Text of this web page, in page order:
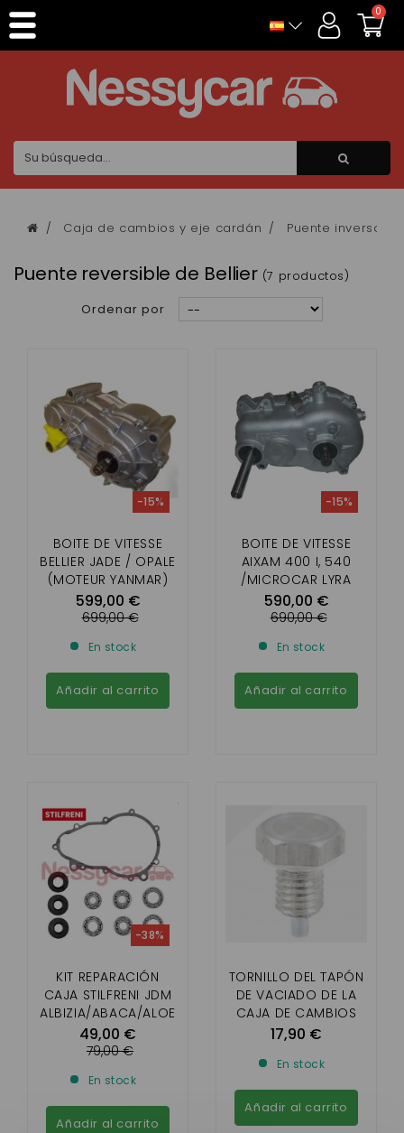
0
Caja de cambios y eje cardán Puente inversor
Puente reversible de Bellier (7 productos)
Ordenar por
BOITE DE VITESSE
BELLIER JADE / OPALE
(MOTEUR YANMAR)
599,00 €
-15%
699,00 €
En stock
Añadir al carrito
BOITE DE VITESSE
AIXAM 400 I, 540
/MICROCAR LYRA
,VIRGO/ CHATENET
STELLA / JDM TITANE 3
LOMBARDINI FOCS )
590,00 €
-15%
690,00 €
En stock
Añadir al carrito
KIT REPARACIÓN
CAJA STILFRENI JDM
ALBIZIA/ABACA/ALOE
S/ROXSY/XHEOS,LIGIE
R
2/MAX ,BELLIER OPALE,
JADE
49,00 €
-38%
79,00 €
En stock
Añadir al carrito
TORNILLO DEL TAPÓN
DE VACIADO DE LA
CAJA DE CAMBIOS
AIXAM, MICROCAR,
JDM, MINAUTO,
BELLIER, DUÉ
17,90 €
En stock
Añadir al carrito
Panel de gestión de cookies